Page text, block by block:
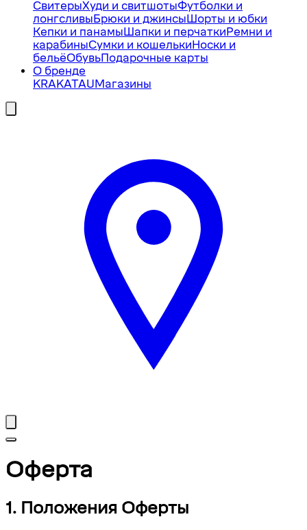
СвитерыХуди и свитшотыФутболки и
лонгсливыБрюки и джинсыШорты и юбки
Кепки и панамыШапки и перчаткиРемни и
карабиныСумки и кошелькиНоски и
бельёОбувьПодарочные карты
О бренде
KRAKATAUМагазины
Оферта
1. Положения Оферты